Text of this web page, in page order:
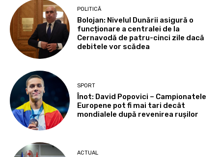
POLITICĂ
Bolojan: Nivelul Dunării asigură o
funcționare a centralei de la
Cernavodă de patru-cinci zile dacă
debitele vor scădea
SPORT
Înot: David Popovici – Campionatele
Europene pot fi mai tari decât
mondialele după revenirea rușilor
ACTUAL